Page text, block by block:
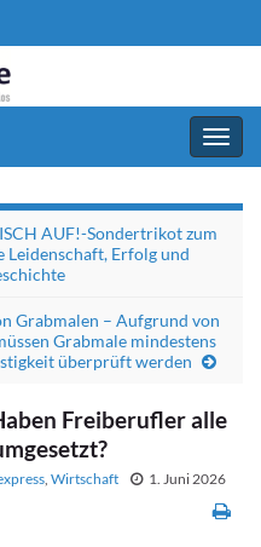
AUF!-Sondertrikot zum
Leidenschaft, Erfolg und
Grabmalen – Aufgrund von
Grabmale mindestens
überprüft werden
Freiberufler alle
, Wirtschaft 1. Juni 2026